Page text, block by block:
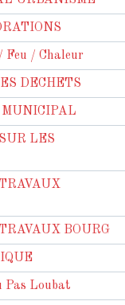
/ Chaleur
DECHETS
LES
BOURG
Pas Loubat